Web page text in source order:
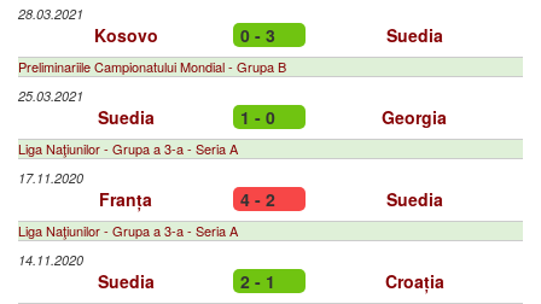
28.03.2021
Kosovo 0 - 3 Suedia
Preliminariile Campionatului Mondial - Grupa B
25.03.2021
Suedia 1 - 0 Georgia
Liga Naţiunilor - Grupa a 3-a - Seria A
17.11.2020
Franța 4 - 2 Suedia
Liga Naţiunilor - Grupa a 3-a - Seria A
14.11.2020
Suedia 2 - 1 Croația